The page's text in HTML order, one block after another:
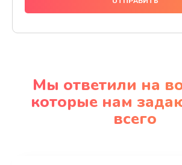
Мы ответили на
которые нам
всего